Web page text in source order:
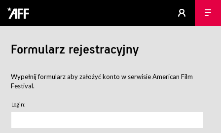
Formularz rejestracyjny
Wypełnij formularz aby założyć konto w serwisie American Film
Festival.
Login: